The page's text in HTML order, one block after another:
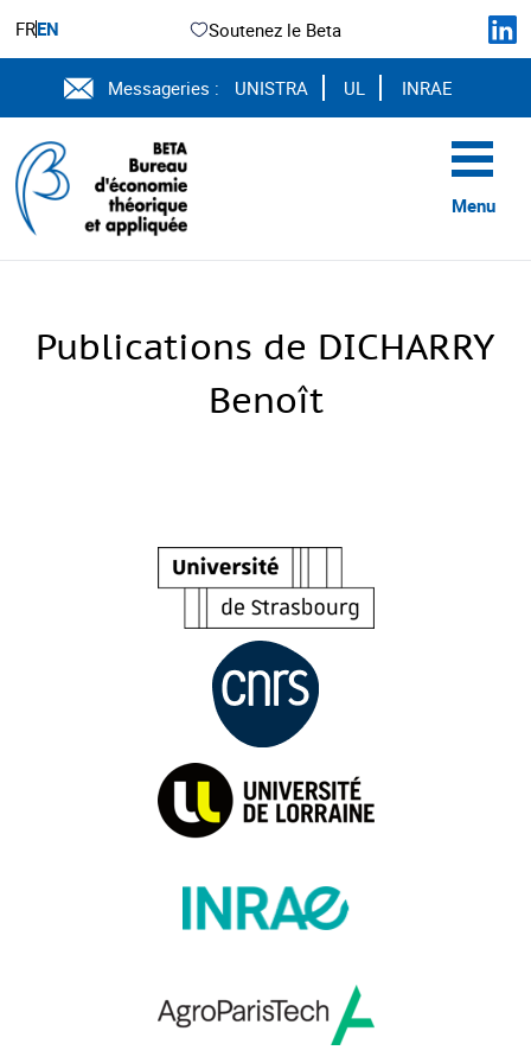
FREN Soutenez le Beta
Messageries : UNISTRA UL INRAE
Menu
Publications de DICHARRY
Benoît